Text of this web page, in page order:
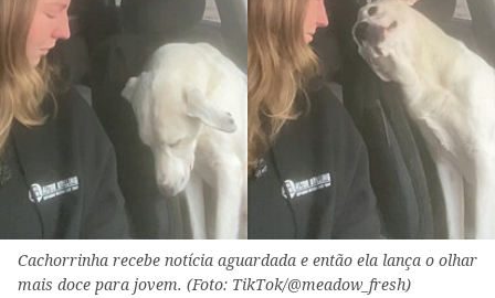
Cachorrinha recebe notícia aguardada e então ela lança o olhar
mais doce para jovem. (Foto: TikTok/@meadow_fresh)